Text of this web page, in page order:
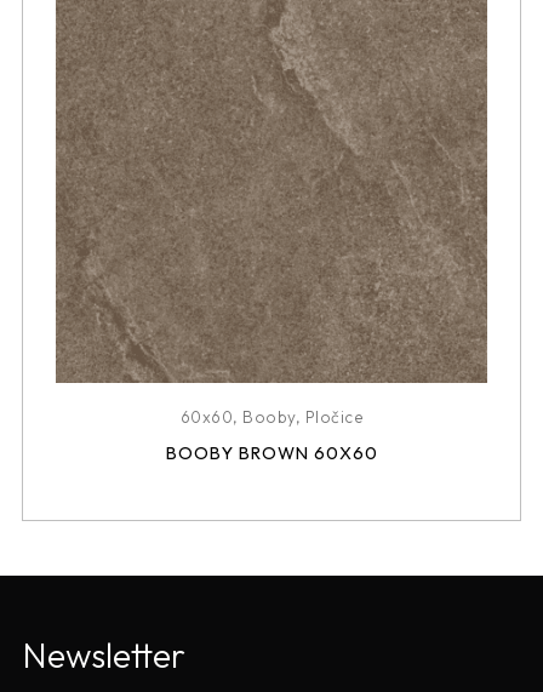
60x60, Booby, Pločice
BOOBY BROWN 60X60
Newsletter